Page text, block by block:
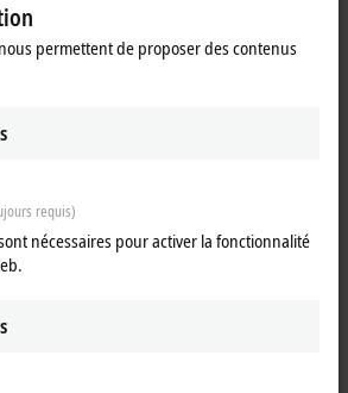
and scalable industrial PCs
in a highly compact form, in robust IPC
series. The IPCs of the MX-System represent
classes and can be flexibly adapted to
in the MX-System and provide
of modern CPUs is available for this purpose
expanded. Likewise, technological trends in
matched to industrial needs and
permettent de proposer des contenus
requis)
nécessaires pour activer la fonctionnalité